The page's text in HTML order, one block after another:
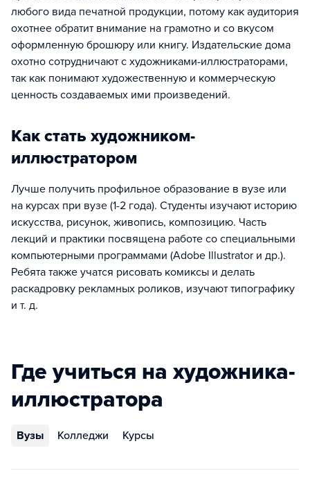
любого вида печатной продукции, потому как аудитория
охотнее обратит внимание на грамотно и со вкусом
оформленную брошюру или книгу. Издательские дома
охотно сотрудничают с художниками-иллюстраторами,
так как понимают художественную и коммерческую
ценность создаваемых ими произведений.
Как стать художником-
иллюстратором
Лучше получить профильное образование в вузе или
на курсах при вузе (1-2 года). Студенты изучают историю
искусства, рисунок, живопись, композицию. Часть
лекций и практики посвящена работе со специальными
компьютерными программами (Adobe Illustrator и др.).
Ребята также учатся рисовать комиксы и делать
раскадровку рекламных роликов, изучают типографику
и т. д.
Где учиться на художника-
иллюстратора
Вузы Колледжи Курсы